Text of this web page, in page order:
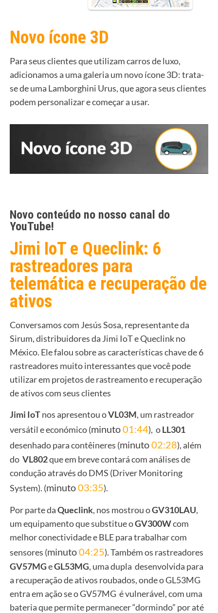
Novo ícone 3D
Para seus clientes que utilizam carros de luxo,
adicionamos a uma galeria um novo ícone 3D: trata-
se de uma Lamborghini Urus, que agora seus clientes
podem personalizar e começar a usar.
Novo conteúdo no nosso canal do
YouTube!
Jimi IoT e Queclink: 6
rastreadores para
telemática e recuperação de
ativos
Conversamos com Jesús Sosa, representante da
Sirum, distribuidores da Jimi IoT e Queclink no
México. Ele falou sobre as características chave de 6
rastreadores muito interessantes que você pode
utilizar em projetos de rastreamento e recuperação
de ativos com seus clientes
Jimi IoTnos apresentou oVL03M, um rastreador
versátil e económico (minuto01:44), oLL301
desenhado para contêineres (minuto02:28), além
do VL802que em breve contará com análises de
condução através do DMS (Driver Monitoring
System). (minuto03:35).
Por parte daQueclink, nos mostrou oGV310LAU,
um equipamento que substitue oGV300Wcom
melhor conectividade e BLE para trabalhar com
sensores (minuto04:25). Também os rastreadores
GV57MGeGL53MG, uma dupla desenvolvida para
a recuperação de ativos roubados, onde o GL53MG
entra em ação se o GV57MG é vulnerável, com uma
bateria que permite permanecer “dormindo” por até